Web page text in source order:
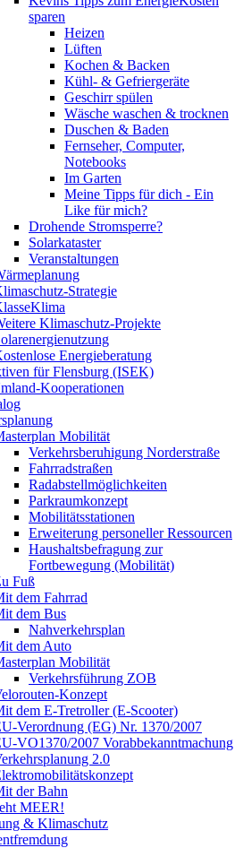
sparen
Heizen
Lüften
Kochen & Backen
Kühl- & Gefriergeräte
Geschirr spülen
Wäsche waschen & trocknen
Duschen & Baden
Fernseher, Computer,
Notebooks
Im Garten
Meine Tipps für dich - Ein
Like für mich?
Drohende Stromsperre?
Solarkataster
Veranstaltungen
Strategie
Klimaschutz-Projekte
Energieberatung
für Flensburg (ISEK)
Kooperationen
Mobilität
Verkehrsberuhigung Norderstraße
Fahrradstraßen
Radabstellmöglichkeiten
Parkraumkonzept
Mobilitätsstationen
Erweiterung personeller Ressourcen
Haushaltsbefragung zur
Fortbewegung (Mobilität)
Fuß
dem Fahrrad
dem Bus
Nahverkehrsplan
dem Auto
Mobilität
Verkehrsführung ZOB
Konzept
dem E-Tretroller (E-Scooter)
Verordnung (EG) Nr. 1370/2007
VO1370/2007 Vorabbekanntmachung
2.0
der Bahn
MEER!
& Klimaschutz